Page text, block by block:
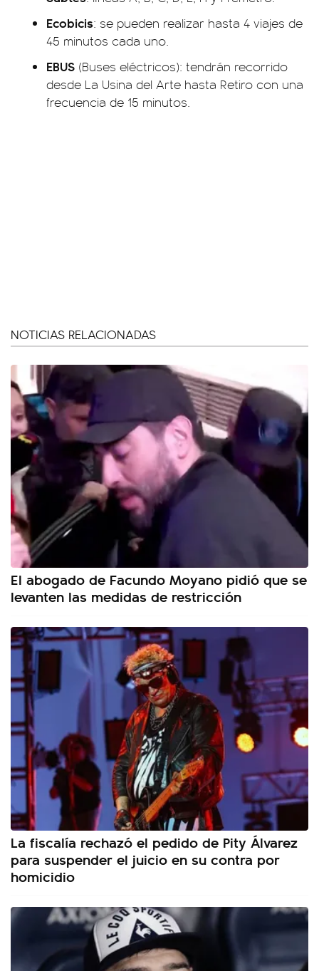
Ecobicis: se pueden realizar hasta 4 viajes de
45 minutos cada uno.
EBUS (Buses eléctricos): tendrán recorrido
desde La Usina del Arte hasta Retiro con una
frecuencia de 15 minutos.
NOTICIAS RELACIONADAS
El abogado de Facundo Moyano pidió que se
levanten las medidas de restricción
La fiscalía rechazó el pedido de Pity Álvarez
para suspender el juicio en su contra por
homicidio